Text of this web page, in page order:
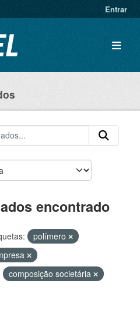
Entrar
encontrado
polímero
composição societária